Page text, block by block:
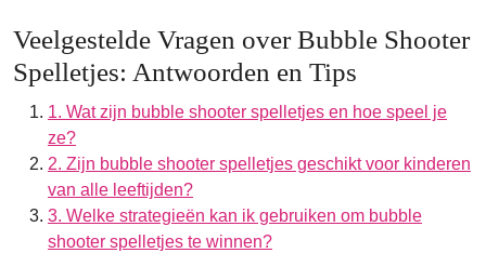
Veelgestelde Vragen over Bubble Shooter
Spelletjes: Antwoorden en Tips
1. Wat zijn bubble shooter spelletjes en hoe speel je
ze?
2. Zijn bubble shooter spelletjes geschikt voor kinderen
van alle leeftijden?
3. Welke strategieën kan ik gebruiken om bubble
shooter spelletjes te winnen?